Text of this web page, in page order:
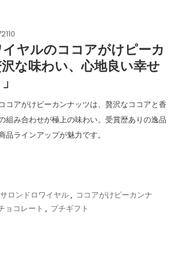
ヤルのココアがけピーカ
な味わい、心地良い幸せ
コアがけピーカンナッツは、贅沢なココアと香
組み合わせが極上の味わい。受賞歴ありの逸品
ラインアップが魅力です。
ロンドロワイヤル, ココアがけピーカンナ
ョコレート , プチギフト